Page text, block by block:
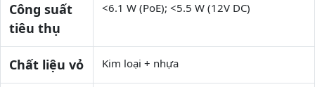
Công suất
tiêu thụ
<6.1 W (PoE); <5.5 W (12V DC)
Chất liệu vỏ Kim loại + nhựa